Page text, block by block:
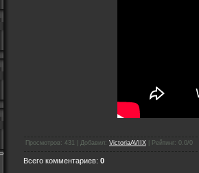
Просмотров : 431 Добавил: VictoriaAVIIX Рейтинг: 0.0/0
Всего комментариев: 0